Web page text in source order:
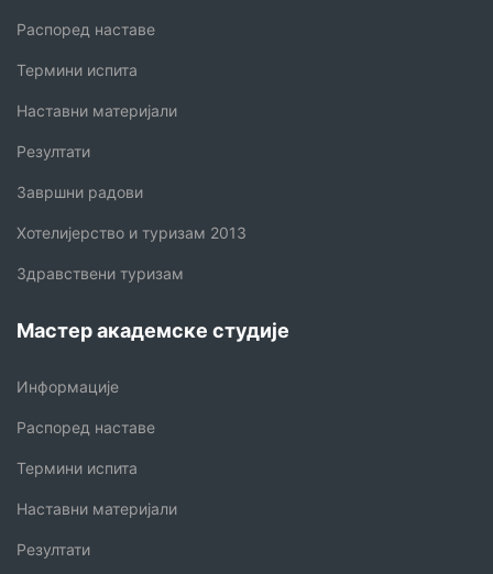
Распоред наставе
Термини испита
Наставни материјали
Резултати
Завршни радови
Хотелијерство и туризам 2013
Здравствени туризам
Мастер академске студије
Информације
Распоред наставе
Термини испита
Наставни материјали
Резултати